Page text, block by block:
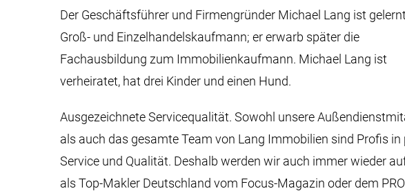
Der Geschäftsführer und Firmengründer Michael Lang ist
Groß- und Einzelhandelskaufmann; er erwarb später die
Fachausbildung zum Immobilienkaufmann. Michael Lang ist
verheiratet, hat drei Kinder und einen Hund.
Ausgezeichnete Servicequalität. Sowohl unsere
als auch das gesamte Team von Lang Immobilien sind Profis in
Service und Qualität. Deshalb werden wir auch immer wieder
als Top-Makler Deutschland vom Focus-Magazin oder dem